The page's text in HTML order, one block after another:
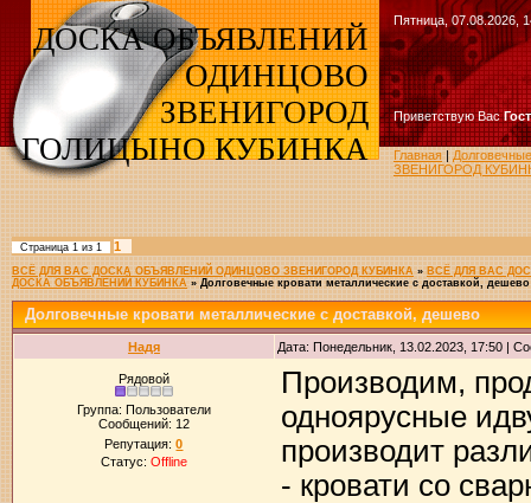
ДОСКА ОБЪЯВЛЕНИЙ
ОДИНЦОВО
ЗВЕНИГОРОД
ГОЛИЦЫНО КУБИНКА
Пятница, 07.08.2026,
Приветствую Вас
Главная|
ЗВЕНИГОРОД
Страница 1из 1 1
ВСЁ ДЛЯ ВАС ДОСКА ОБЪЯВЛЕНИЙ ОДИНЦОВО ЗВЕНИГОРОД КУБИНКА » ВСЁ ДЛЯ ВАС
ДОСКА ОБЪЯВЛЕНИЙ КУБИНКА » Долговечные кровати металлические с доставкой, дешево
Долговечные кровати металлические с доставкой, дешево
Надя Дата: Понедельник, 13.02.2023, 17:50 |
Рядовой
Группа: Пользователи
Сообщений: 12
Репутация:0
Статус: Offline
Производим,
одноярусные
производит
- кровати со